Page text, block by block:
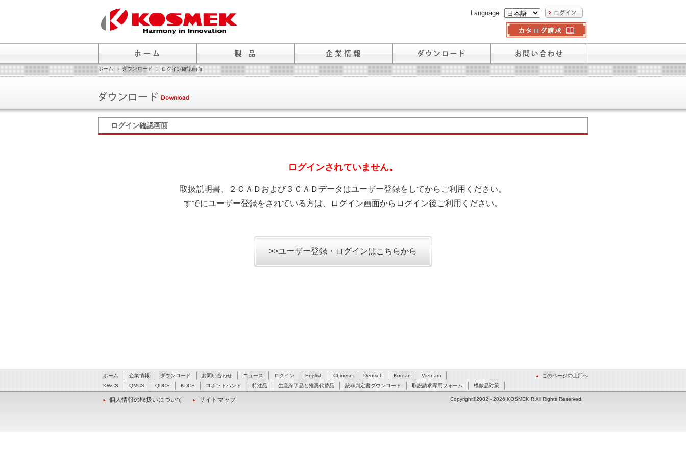
Language
ホーム ダウンロード ログイン確認画面
ログイン確認画面
ログインされていません。
取扱説明書、２ＣＡＤおよび３ＣＡＤデータはユーザー登録をしてからご利用ください。
すでにユーザー登録をされている方は、ログイン画面からログイン後ご利用ください。
>>ユーザー登録・ログインはこちらから
このページの上部へ
ホーム 企業情報 ダウンロード お問い合わせ ニュース ログイン English Chinese Deutsch Korean
Vietnam
KWCS
QMCS QDCS KDCS ロボットハンド 特注品 生産終了品と推奨代替品 該非判定書ダウンロード 取説請求専用フォーム 模倣品対策
個人情報の取扱いについて サイトマップ Copyright©2002 - 2026 KOSMEK R All Rights Reserved.